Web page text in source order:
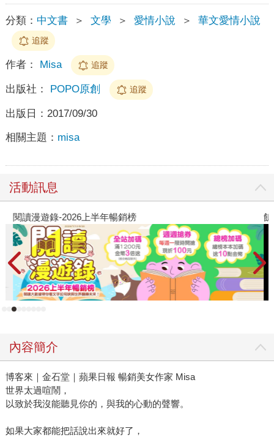
分類： 中文書 ＞ 文學 ＞ 愛情小說 ＞ 華文愛情小說
追蹤
作者： Misa 追蹤
出版社： POPO原創 追蹤
出版日： 2017/09/30
相關主題： misa
活動訊息
閱讀漫遊錄-2026上半年暢銷榜
內容簡介
博客來｜金石堂｜蘋果日報 暢銷美女作家 Misa
世界太過喧鬧，
以致於我沒能聽見你的，與我的心動的聲響。
如果大家都能把話說出來就好了，